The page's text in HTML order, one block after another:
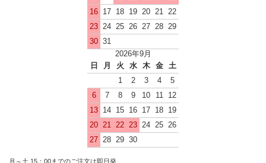
16 17 18 19 20 21 22
23 24 25 26 27 28 29
30 31
2026年9月
日
月 火 水 木 金
土
1
2 3 4
5
6
7 8 9 10 11
12
13 14 15 16 17 18 19
20 21 22 23 24 25 26
27 28 29 30
月～土 15：00までのご注文は即日発